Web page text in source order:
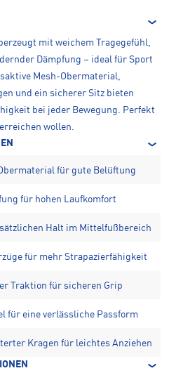
mit weichem Tragegefühl,
Dämpfung – ideal für Sport
Mesh-Obermaterial,
und ein sicherer Sitz bieten
bei jeder Bewegung. Perfekt
wollen.
für gute Belüftung
für hohen Laufkomfort
Halt im Mittelfußbereich
für mehr Strapazierfähigkeit
Traktion für sicheren Grip
für eine verlässliche Passform
Kragen für leichtes Anziehen